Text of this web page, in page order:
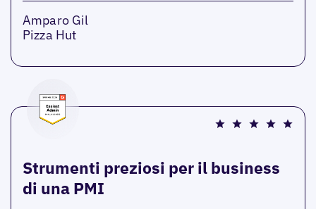
Amparo Gil
Pizza Hut
Strumenti preziosi per il business
di una PMI